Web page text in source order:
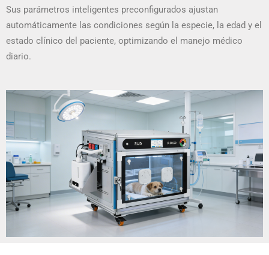
Sus parámetros inteligentes preconfigurados ajustan
automáticamente las condiciones según la especie, la edad y el
estado clínico del paciente, optimizando el manejo médico
diario.